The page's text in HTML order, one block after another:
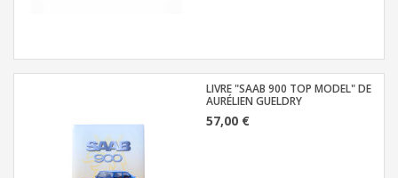
LIVRE "SAAB 900 TOP MODEL" DE
AURÉLIEN GUELDRY
57,00 €